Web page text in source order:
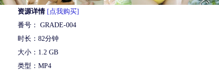
资源详情 [点我购买]
番号： GRADE-004
时长：82分钟
大小：1.2 GB
类型：MP4